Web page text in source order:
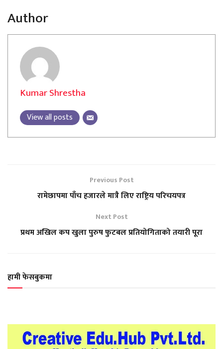
Author
Kumar Shrestha
View all posts
Previous Post
रामेछापमा पाँच हजारले मात्रै लिए राष्ट्रिय परिचयपत्र
Next Post
प्रथम अखिल कप खुला पुरुष फुटबल प्रतियोगिताको तयारी पूरा
हामी फेसबुकमा